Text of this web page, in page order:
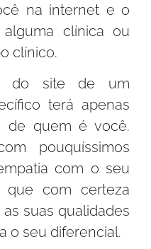
na internet e o
clínica ou
clínico.
do site de um
terá apenas
de quem é você.
pouquíssimos
com o seu
que com certeza
suas qualidades
o seu diferencial.